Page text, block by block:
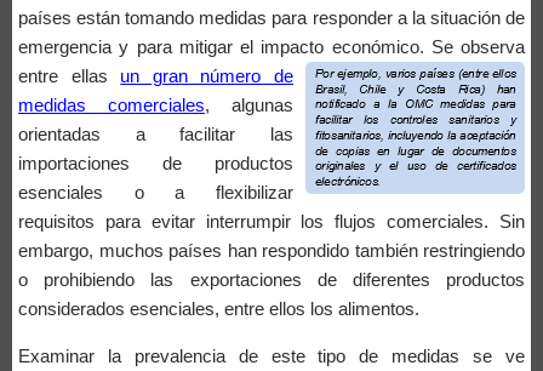
países están tomando medidas para responder a la situación de
emergencia y para mitigar el impacto económico. Se observa
entre ellas un gran número de
medidas comerciales, algunas
orientadas a facilitar las
importaciones de productos
esenciales o a flexibilizar
requisitos para evitar interrumpir los flujos comerciales. Sin
embargo, muchos países han respondido también restringiendo
o prohibiendo las exportaciones de diferentes productos
considerados esenciales, entre ellos los alimentos.
Examinar la prevalencia de este tipo de medidas se ve